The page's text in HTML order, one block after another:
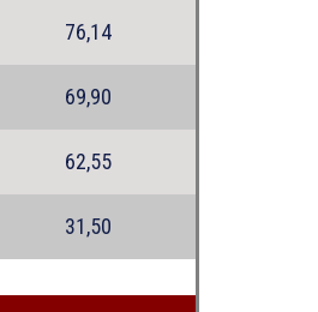
76,14
69,90
62,55
31,50